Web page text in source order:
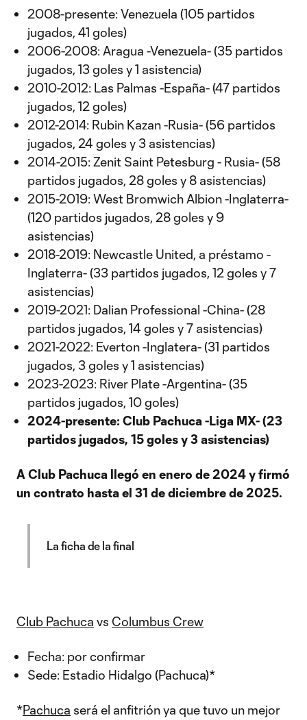
2008-presente: Venezuela (105 partidos
jugados, 41 goles)
2006-2008: Aragua -Venezuela- (35 partidos
jugados, 13 goles y 1 asistencia)
2010-2012: Las Palmas -España- (47 partidos
jugados, 12 goles)
2012-2014: Rubin Kazan -Rusia- (56 partidos
jugados, 24 goles y 3 asistencias)
2014-2015: Zenit Saint Petesburg - Rusia- (58
partidos jugados, 28 goles y 8 asistencias)
2015-2019: West Bromwich Albion -Inglaterra-
(120 partidos jugados, 28 goles y 9
asistencias)
2018-2019: Newcastle United, a préstamo -
Inglaterra- (33 partidos jugados, 12 goles y 7
asistencias)
2019-2021: Dalian Professional -China- (28
partidos jugados, 14 goles y 7 asistencias)
2021-2022: Everton -Inglatera- (31 partidos
jugados, 3 goles y 1 asistencias)
2023-2023: River Plate -Argentina- (35
partidos jugados, 10 goles)
2024-presente: Club Pachuca -Liga MX- (23
partidos jugados, 15 goles y 3 asistencias)
A Club Pachuca llegó en enero de 2024 y firmó
un contrato hasta el 31 de diciembre de 2025.
La ficha de la final
Club Pachuca vs Columbus Crew
Fecha: por confirmar
Sede: Estadio Hidalgo (Pachuca)*
*Pachuca será el anfitrión ya que tuvo un mejor